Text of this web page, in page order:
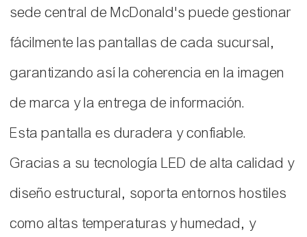
sede central de McDonald's puede gestionar
fácilmente las pantallas de cada sucursal,
garantizando así la coherencia en la imagen
de marca y la entrega de información.
Esta pantalla es duradera y confiable.
Gracias a su tecnología LED de alta calidad y
diseño estructural, soporta entornos hostiles
como altas temperaturas y humedad, y